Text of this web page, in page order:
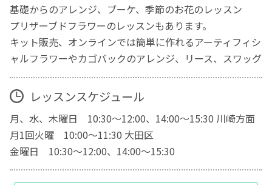
基礎からのアレンジ、ブーケ、季節のお花のレッスン
プリザーブドフラワーのレッスンもあります。
キット販売、オンラインでは簡単に作れるアーティフィシ
ャルフラワーやカゴバックのアレンジ、リース、スワッグ
レッスンスケジュール
月、水、木曜日 10:30〜12:00、14:00〜15:30 川崎方面
月1回火曜 10:00〜11:30 大田区
金曜日 10:30〜12:00、14:00〜15:30